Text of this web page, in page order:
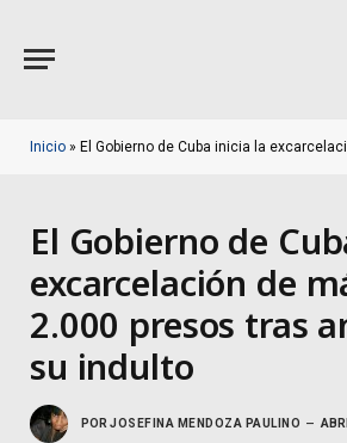
Inicio » El Gobierno de Cuba inicia la excarcelación de más de
El Gobierno de
excarcelación de
2.000 presos tras
su indulto
POR JOSEFINA MENDOZA PAULINO